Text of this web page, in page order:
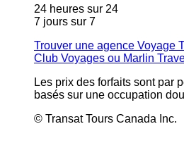
24 heures sur 24
7 jours sur 7
Trouver une agence Voyage
Club Voyages ou Marlin
Les prix des forfaits sont par
basés sur une occupation
© Transat Tours Canada Inc.